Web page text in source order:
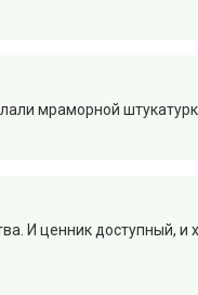
мраморной
И ценник доступный,